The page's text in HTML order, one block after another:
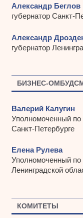
Александр Беглов
губернатор Санкт-
Александр
губернатор
БИЗНЕС-
Валерий Калугин
Уполномоченный по
Санкт-Петербурге
Елена Рулева
Уполномоченный по
Ленинградской
КОМИТЕТЫ